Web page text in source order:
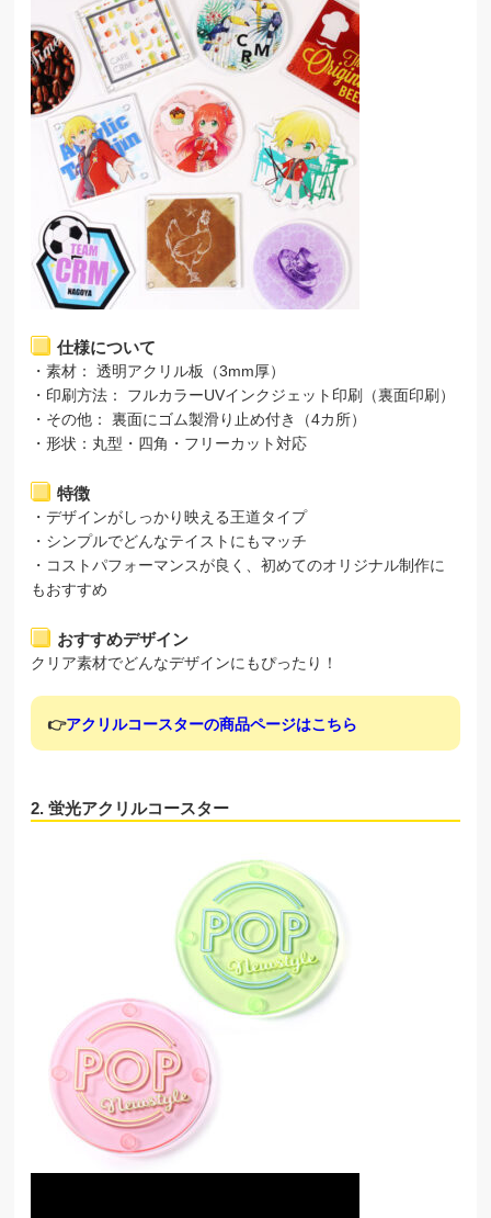
仕様について
・素材： 透明アクリル板（3mm厚）
・印刷方法： フルカラーUVインクジェット印刷（裏面印刷）
・その他： 裏面にゴム製滑り止め付き（4カ所）
・形状：丸型・四角・フリーカット対応
特徴
・デザインがしっかり映える王道タイプ
・シンプルでどんなテイストにもマッチ
・コストパフォーマンスが良く、初めてのオリジナル制作に
もおすすめ
おすすめデザイン
クリア素材でどんなデザインにもぴったり！
👉アクリルコースターの商品ページはこちら
2. 蛍光アクリルコースター